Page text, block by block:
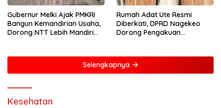
Gubernur Melki Ajak PMKRI
Bangun Kemandirian Usaha,
Dorong NTT Lebih Mandiri
Rumah Adat Ute Resmi
Diberkati, DPRD Nagekeo
Dorong Pengakuan
Selengkapnya
Kesehatan